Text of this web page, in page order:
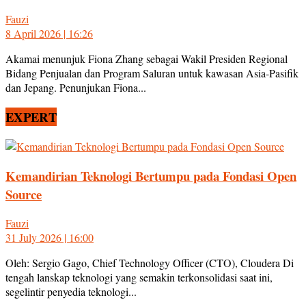
Fauzi
8 April 2026 | 16:26
Akamai menunjuk Fiona Zhang sebagai Wakil Presiden Regional
Bidang Penjualan dan Program Saluran untuk kawasan Asia-Pasifik
dan Jepang. Penunjukan Fiona...
EXPERT
Kemandirian Teknologi Bertumpu pada Fondasi Open
Source
Fauzi
31 July 2026 | 16:00
Oleh: Sergio Gago, Chief Technology Officer (CTO), Cloudera Di
tengah lanskap teknologi yang semakin terkonsolidasi saat ini,
segelintir penyedia teknologi...